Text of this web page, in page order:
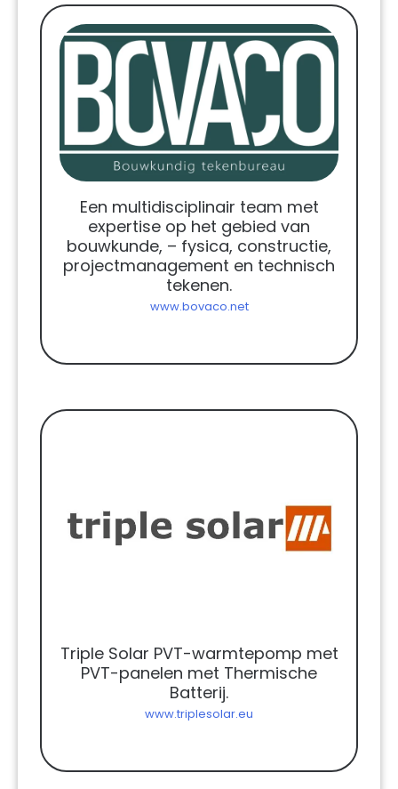
Een multidisciplinair team met
expertise op het gebied van
bouwkunde, – fysica, constructie,
projectmanagement en technisch
tekenen.
www.bovaco.net
Triple Solar PVT-warmtepomp met
PVT-panelen met Thermische
Batterij.
www.triplesolar.eu